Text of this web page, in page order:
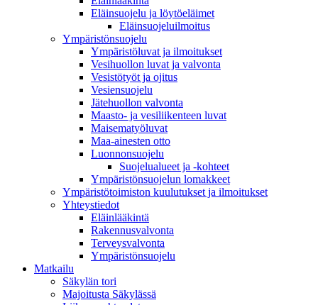
Eläinsuojelu ja löytöeläimet
Eläinsuojeluilmoitus
Ympäristönsuojelu
Ympäristöluvat ja ilmoitukset
Vesihuollon luvat ja valvonta
Vesistötyöt ja ojitus
Vesiensuojelu
Jätehuollon valvonta
Maasto- ja vesiliikenteen luvat
Maisematyöluvat
Maa-ainesten otto
Luonnonsuojelu
Suojelualueet ja -kohteet
Ympäristönsuojelun lomakkeet
Ympäristötoimiston kuulutukset ja ilmoitukset
Yhteystiedot
Eläinlääkintä
Rakennusvalvonta
Terveysvalvonta
Ympäristönsuojelu
Mat­kailu
Säkylän tori
Majoitusta Säkylässä